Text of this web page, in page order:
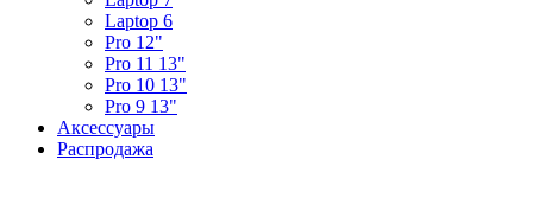
Laptop 6
Pro 12"
Pro 11 13"
Pro 10 13"
Pro 9 13"
Аксессуары
Распродажа